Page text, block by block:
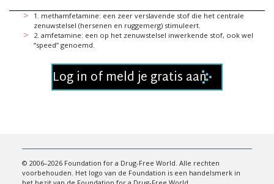
1 methamfetamine: een zeer verslavende stof die het centrale
zenuwstelsel (hersenen en ruggemerg) stimuleert.
2 amfetamine: een op het zenuwstelsel inwerkende stof, ook wel
“speed” genoemd.
Log in of meld je gratis aan
© 2006–2026 Foundation for a Drug-Free World. Alle rechten
voorbehouden. Het logo van de Foundation is een handelsmerk in